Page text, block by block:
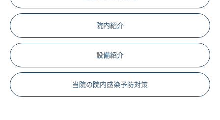
院内紹介
設備紹介
当院の院内感染予防対策